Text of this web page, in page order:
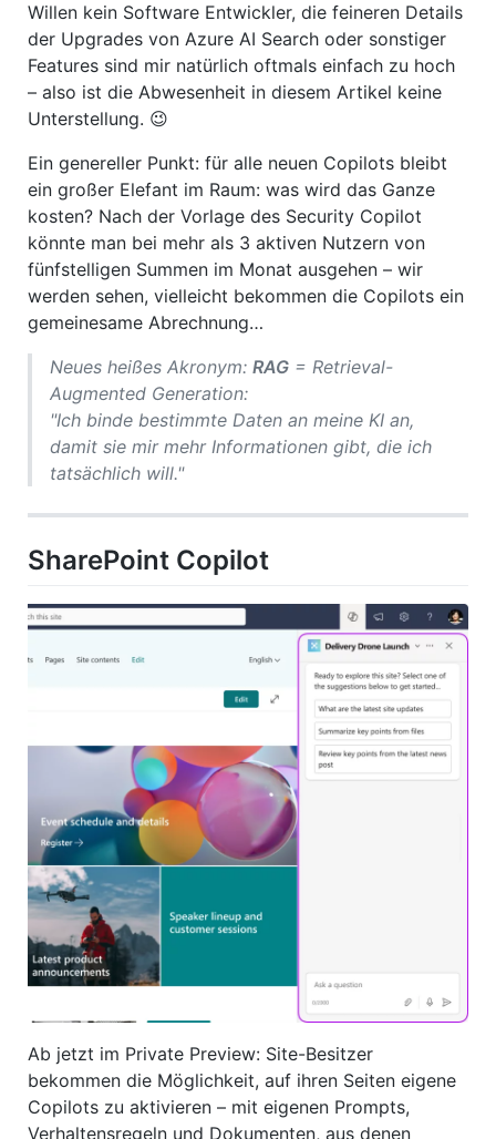
Willen kein Software Entwickler, die feineren Details
der Upgrades von Azure AI Search oder sonstiger
Features sind mir natürlich oftmals einfach zu hoch
– also ist die Abwesenheit in diesem Artikel keine
Unterstellung. 😉
Ein genereller Punkt: für alle neuen Copilots bleibt
ein großer Elefant im Raum: was wird das Ganze
kosten? Nach der Vorlage des Security Copilot
könnte man bei mehr als 3 aktiven Nutzern von
fünfstelligen Summen im Monat ausgehen – wir
werden sehen, vielleicht bekommen die Copilots ein
gemeinesame Abrechnung…
Neues heißes Akronym: RAG = Retrieval-
Augmented Generation:
"Ich binde bestimmte Daten an meine KI an,
damit sie mir mehr Informationen gibt, die ich
tatsächlich will."
SharePoint Copilot
Ab jetzt im Private Preview: Site-Besitzer
bekommen die Möglichkeit, auf ihren Seiten eigene
Copilots zu aktivieren – mit eigenen Prompts,
Verhaltensregeln und Dokumenten, aus denen